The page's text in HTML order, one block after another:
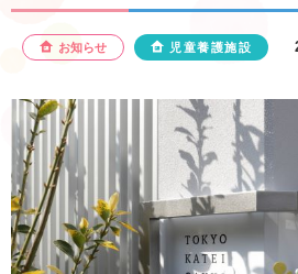
お知らせ 児童養護施設